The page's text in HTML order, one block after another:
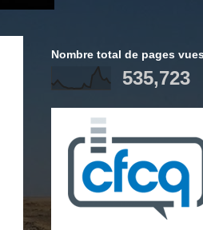
Nombre total de pages
535,723